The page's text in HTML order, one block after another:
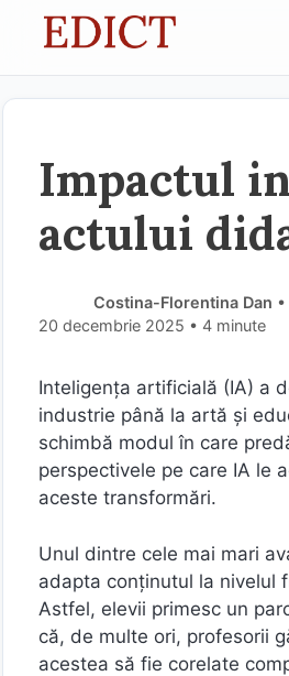
Impactul
actului
Costina-Florentina Dan
20 decembrie 2025 • 4 minute
Inteligența artificială (IA) a
industrie până la artă și
schimbă modul în care
perspectivele pe care IA le
aceste transformări.
Unul dintre cele mai mari
adapta conținutul la nivelul
Astfel, elevii primesc un
că, de multe ori, profesorii
acestea să fie corelate